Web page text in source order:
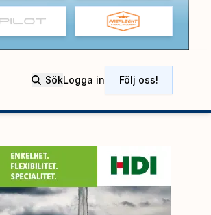
SökLogga in Följ oss!